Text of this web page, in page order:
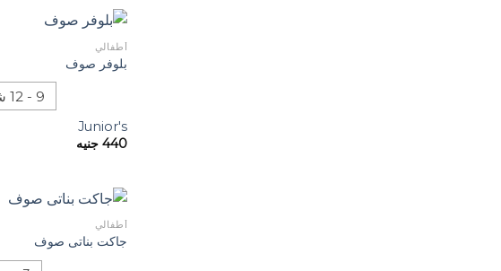
أطفالي
بلوفر صوف
9 - 12 شهر
Junior's
440 جنيه
أطفالي
جاكت بناتى صوف